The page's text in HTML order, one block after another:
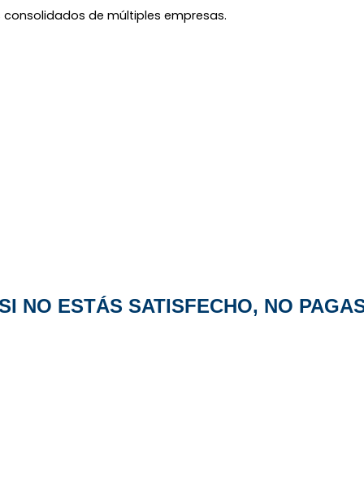
consolidados de múltiples empresas.​
NO ESTÁS SATISFECHO, NO